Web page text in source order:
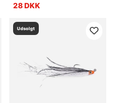
28 DKK
Udsolgt